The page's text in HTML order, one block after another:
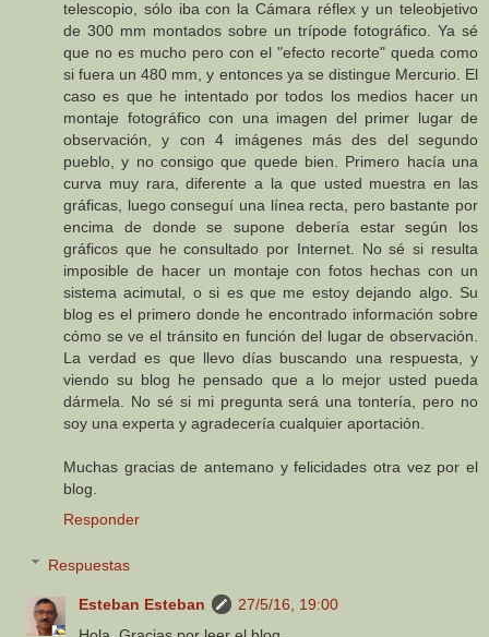
telescopio, sólo iba con la Cámara réflex y un teleobjetivo
de 300 mm montados sobre un trípode fotográfico. Ya sé
que no es mucho pero con el "efecto recorte" queda como
si fuera un 480 mm, y entonces ya se distingue Mercurio. El
caso es que he intentado por todos los medios hacer un
montaje fotográfico con una imagen del primer lugar de
observación, y con 4 imágenes más des del segundo
pueblo, y no consigo que quede bien. Primero hacía una
curva muy rara, diferente a la que usted muestra en las
gráficas, luego conseguí una línea recta, pero bastante por
encima de donde se supone debería estar según los
gráficos que he consultado por Internet. No sé si resulta
imposible de hacer un montaje con fotos hechas con un
sistema acimutal, o si es que me estoy dejando algo. Su
blog es el primero donde he encontrado información sobre
cómo se ve el tránsito en función del lugar de observación.
La verdad es que llevo días buscando una respuesta, y
viendo su blog he pensado que a lo mejor usted pueda
dármela. No sé si mi pregunta será una tontería, pero no
soy una experta y agradecería cualquier aportación.
Muchas gracias de antemano y felicidades otra vez por el
blog.
Responder
Respuestas
Esteban Esteban
27/5/16, 19:00